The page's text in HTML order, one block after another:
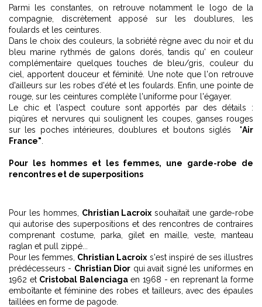
Parmi les constantes, on retrouve notamment le logo de la
compagnie, discrètement apposé sur les doublures, les
foulards et les ceintures.
Dans le choix des couleurs, la sobriété règne avec du noir et du
bleu marine rythmés de galons dorés, tandis qu' en couleur
complémentaire quelques touches de bleu/gris, couleur du
ciel, apportent douceur et féminité. Une note que l'on retrouve
d'ailleurs sur les robes d'été et les foulards. Enfin, une pointe de
rouge, sur les ceintures complète l'uniforme pour l'égayer.
Le chic et l'aspect couture sont apportés par des détails :
piqûres et nervures qui soulignent les coupes, ganses rouges
sur les poches intérieures, doublures et boutons siglés "Air
France"
Pour les hommes et les femmes, une garde-robe de
rencontres et de superpositions
Pour les hommes, Christian Lacroix souhaitait une garde-robe
qui autorise des superpositions et des rencontres de contraires
comprenant costume, parka, gilet en maille, veste, manteau
raglan et pull zippé...
Pour les femmes, Christian Lacroix s'est inspiré de ses illustres
prédécesseurs - Christian Dior qui avait signé les uniformes en
1962 et Cristobal Balenciagaen 1968 - en reprenant la forme
emboîtante et féminine des robes et tailleurs, avec des épaules
taillées en forme de pagode.